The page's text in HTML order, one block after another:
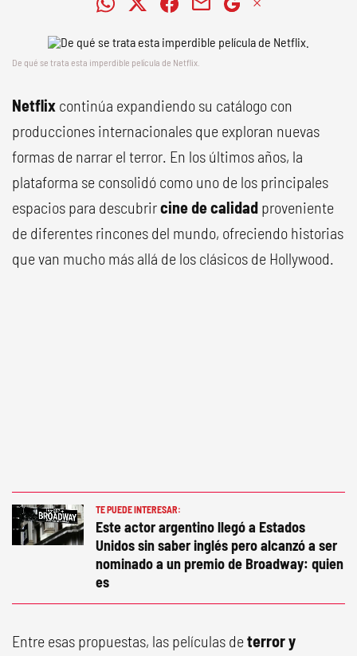
De qué se trata esta imperdible película de Netflix.
Netflix continúa expandiendo su catálogo con
producciones internacionales que exploran nuevas
formas de narrar el terror. En los últimos años, la
plataforma se consolidó como uno de los principales
espacios para descubrircine de calidad proveniente
de diferentes rincones del mundo, ofreciendo historias
que van mucho más allá de los clásicos de Hollywood.
TE PUEDE INTERESAR:
Este actor argentino llegó a Estados
Unidos sin saber inglés pero alcanzó a ser
nominado a un premio de Broadway: quien
es
Entre esas propuestas, las películas deterror y